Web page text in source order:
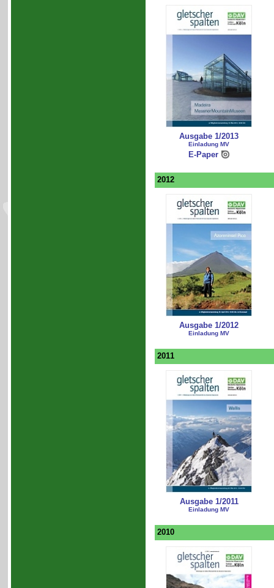
Ausgabe 1/2013
Einladung MV
E-Paper
2012
Ausgabe 1/2012
Einladung MV
2011
Ausgabe 1/2011
Einladung MV
2010